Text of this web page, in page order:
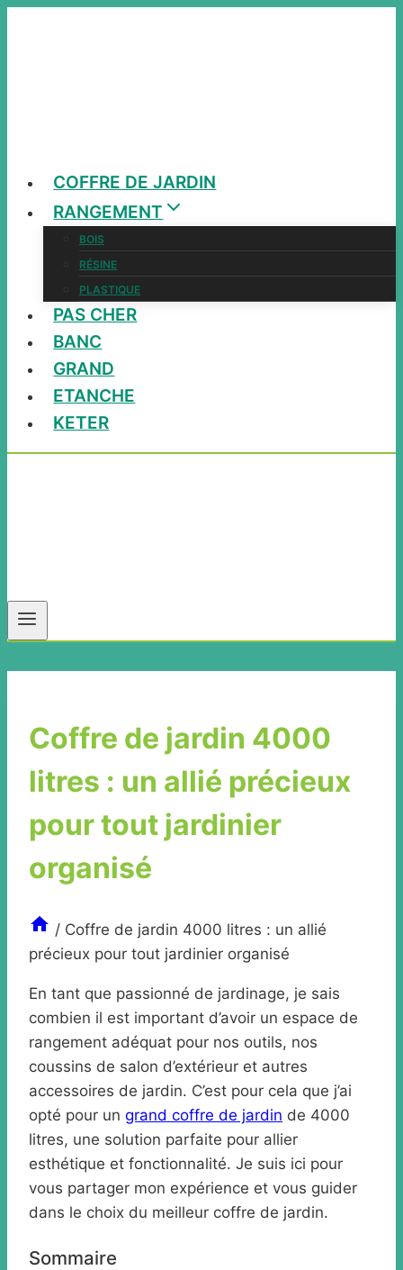
COFFRE DE JARDIN
RANGEMENT
BOIS
RÉSINE
PLASTIQUE
PAS CHER
BANC
GRAND
ETANCHE
KETER
Coffre de jardin 4000
litres : un allié précieux
pour tout jardinier
organisé
/ Coffre de jardin 4000 litres : un allié
précieux pour tout jardinier organisé
En tant que passionné de jardinage, je sais
combien il est important d’avoir un espace de
rangement adéquat pour nos outils, nos
coussins de salon d’extérieur et autres
accessoires de jardin. C’est pour cela que j’ai
opté pour un grand coffre de jardin de 4000
litres, une solution parfaite pour allier
esthétique et fonctionnalité. Je suis ici pour
vous partager mon expérience et vous guider
dans le choix du meilleur coffre de jardin.
Sommaire